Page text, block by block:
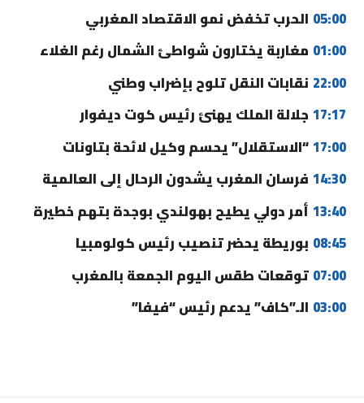
05:00 الحرب تخفض نمو الاقتصاد المغربي
01:00 مغاربة يختارون شواطئ الشمال رغم الغلاء
22:00 نقابات النقل تلوح بإضراب وطني
17:17 جلالة الملك يهنئ رئيس كوت ديفوار
17:00“الاستقلال” يحسم وكيل لائحة بتاونات
14:30 فرسان المغرب يشدون الرحال إلى العالمية
13:40 أمر دولي يطيح بهولندي بوجدة بتهم خطيرة
08:45 بوريطة يحضر تنصيب رئيس كولومبيا
07:00 توقعات طقس اليوم الجمعة بالمغرب
03:00 الـ”كاف” يدعم رئيس “فيفا”